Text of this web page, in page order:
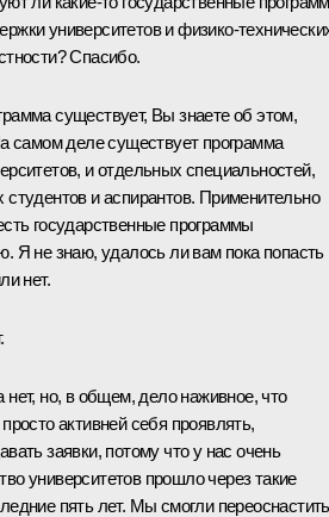
университетов и физико-
Спасибо.
существует, Вы знаете об этом,
самом деле существует программа
и отдельных специальностей,
и аспирантов. Применительно
государственные программы
Я не знаю, удалось ли вам пока попасть
нет.
нет, но, в общем, дело наживное, что
активней себя проявлять,
заявки, потому что у нас очень
университетов прошло через такие
пять лет. Мы смогли переоснастить